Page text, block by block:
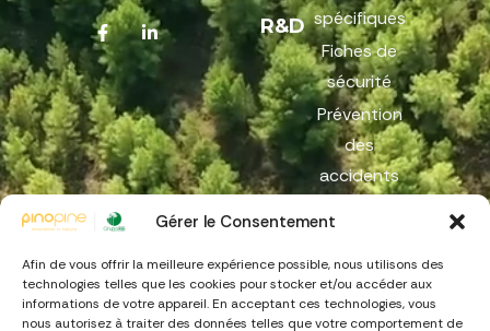
Gérer le Consentement
Afin de vous offrir la meilleure expérience possible, nous utilisons des
technologies telles que les cookies pour stocker et/ou accéder aux
informations de votre appareil. En acceptant ces technologies, vous
nous autorisez à traiter des données telles que votre comportement de
R&D spécifiques
Fiches de
sécurité
Prévention
des
accidents
Canal de
dénonciation